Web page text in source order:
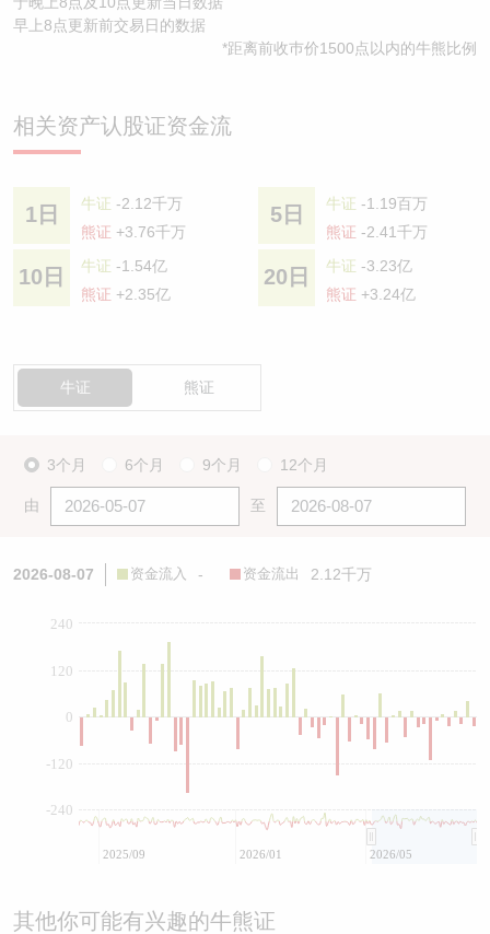
早上8点更新前交易日的数据
*距离前收巿价1500点以内的牛熊比例
相关资产认股证资金流
1日 牛证 -2.12千万
熊证 +3.76千万
5日 牛证 -1.19百万
熊证 -2.41千万
10日 牛证 -1.54亿
熊证 +2.35亿
20日 牛证 -3.23亿
熊证 +3.24亿
牛证 熊证
3个月 6个月 9个月 12个月
由 至
2026-08-07 资金流入 - 资金流出 2.12千万
0
-240
-120
120
240
2025/09 2026/01 2026/05
其他你可能有兴趣的牛熊证